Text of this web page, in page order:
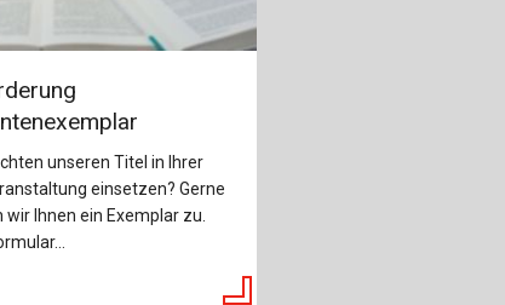
unseren Titel in Ihrer
einsetzen? Gerne
wir Ihnen ein Exemplar zu.